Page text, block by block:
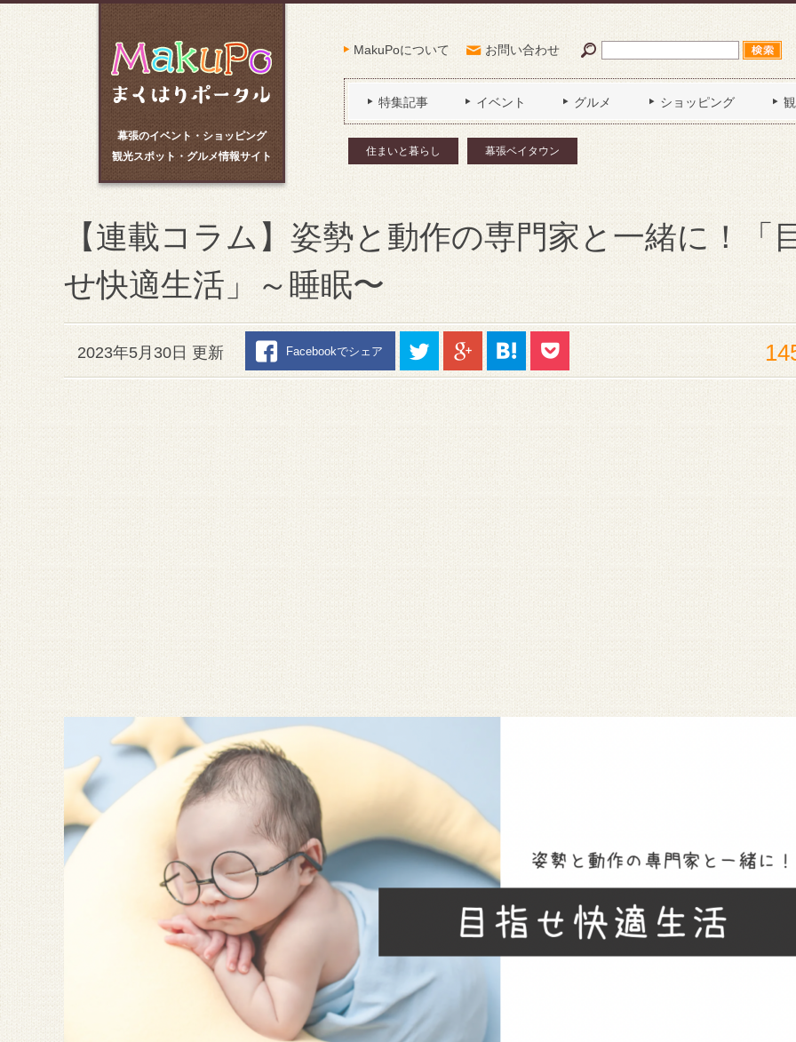
幕張のイベント・ショッピング
観光スポット・グルメ情報サイト
MakuPoについて お問い合わせ
特集記事 イベント グルメ ショッピング
住まいと暮らし 幕張ベイタウン
【連載コラム】姿勢と動作の専門家と一緒に！「
せ快適生活」～睡眠〜
2023年5月30日 更新 Facebookでシェア